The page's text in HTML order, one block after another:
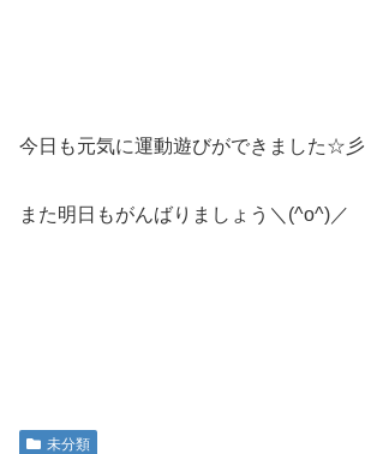
今日も元気に運動遊びができました☆彡
また明日もがんばりましょう＼(^o^)／
未分類